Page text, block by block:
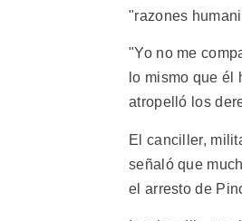
"razones
"Yo no me
lo mismo que
atropelló los
El canciller,
señaló que
el arresto de